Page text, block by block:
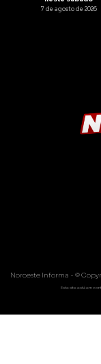
7 de agosto de 2026
Noroeste Informa - ©
Este site está em